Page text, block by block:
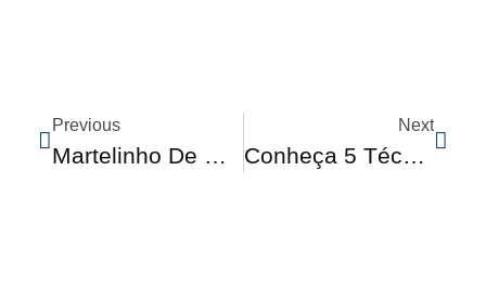
Previous
Martelinho De Ouro É Opção Mais Barata Para Conserto De Veículos
Next
Conheça 5 Técnicas De Polimento Automotivo E Saiba A Diferença Entre Elas